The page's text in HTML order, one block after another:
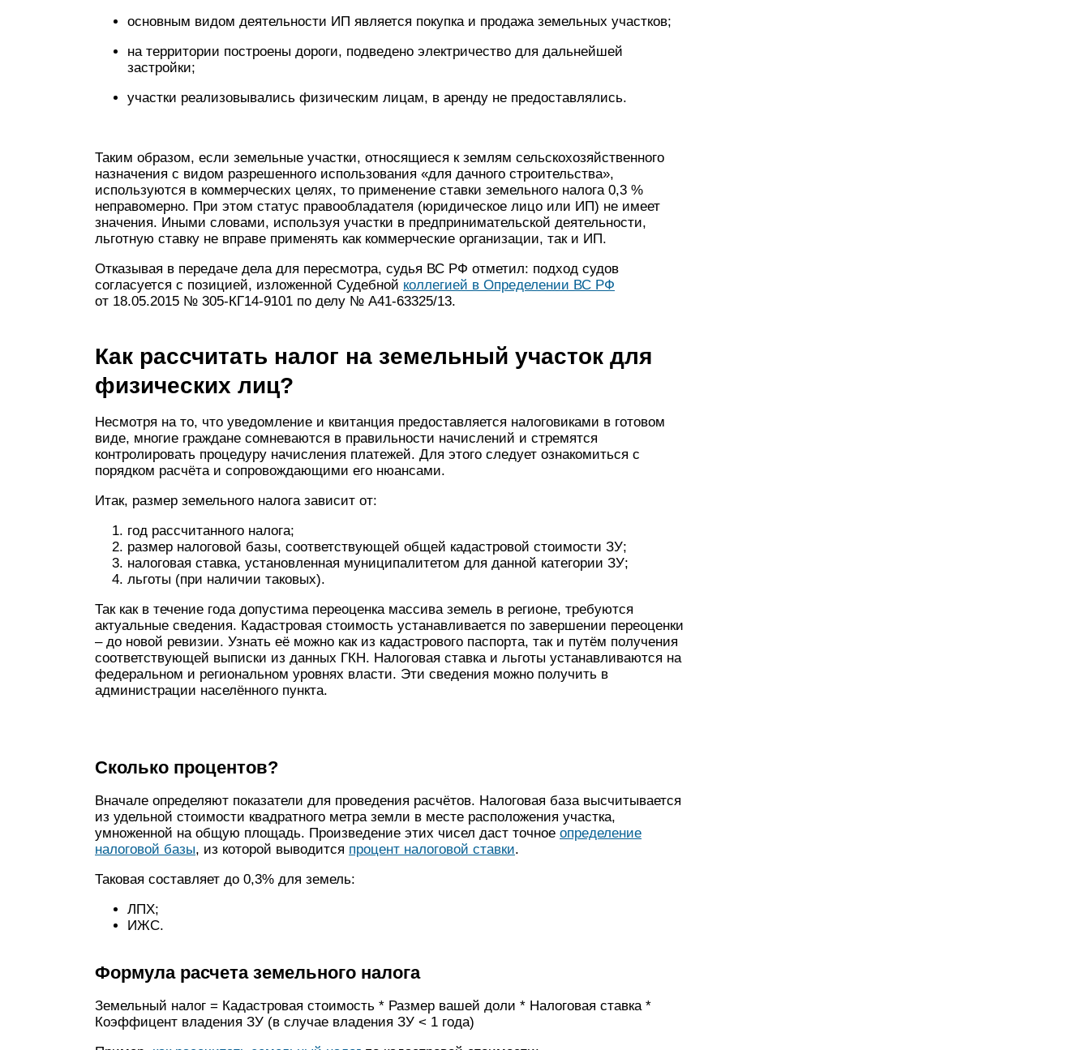
основным видом деятельности ИП является покупка и продажа земельных участков;
на территории построены дороги, подведено электричество для дальнейшей
застройки;
участки реализовывались физическим лицам, в аренду не предоставлялись.
Таким образом, если земельные участки, относящиеся к землям сельскохозяйственного
назначения с видом разрешенного использования «для дачного строительства»,
используются в коммерческих целях, то применение ставки земельного налога 0,3 %
неправомерно. При этом статус правообладателя (юридическое лицо или ИП) не имеет
значения. Иными словами, используя участки в предпринимательской деятельности,
льготную ставку не вправе применять как коммерческие организации, так и ИП.
Отказывая в передаче дела для пересмотра, судья ВС РФ отметил: подход судов
согласуется с позицией, изложенной Судебной коллегией в Определении ВС РФ
от 18.05.2015 № 305-КГ14-9101 по делу № А41-63325/13.
Как рассчитать налог на земельный участок для
физических лиц?
Несмотря на то, что уведомление и квитанция предоставляется налоговиками в готовом
виде, многие граждане сомневаются в правильности начислений и стремятся
контролировать процедуру начисления платежей. Для этого следует ознакомиться с
порядком расчёта и сопровождающими его нюансами.
Итак, размер земельного налога зависит от:
год рассчитанного налога;
размер налоговой базы, соответствующей общей кадастровой стоимости ЗУ;
налоговая ставка, установленная муниципалитетом для данной категории ЗУ;
льготы (при наличии таковых).
Так как в течение года допустима переоценка массива земель в регионе, требуются
актуальные сведения. Кадастровая стоимость устанавливается по завершении переоценки
– до новой ревизии. Узнать её можно как из кадастрового паспорта, так и путём получения
соответствующей выписки из данных ГКН. Налоговая ставка и льготы устанавливаются на
федеральном и региональном уровнях власти. Эти сведения можно получить в
администрации населённого пункта.
Сколько процентов?
Вначале определяют показатели для проведения расчётов. Налоговая база высчитывается
из удельной стоимости квадратного метра земли в месте расположения участка,
умноженной на общую площадь. Произведение этих чисел даст точное определение
налоговой базы, из которой выводится процент налоговой ставки.
Таковая составляет до 0,3% для земель:
ЛПХ;
ИЖС.
Формула расчета земельного налога
Земельный налог = Кадастровая стоимость * Размер вашей доли * Налоговая ставка *
Коэффицент владения ЗУ (в случае владения ЗУ < 1 года)